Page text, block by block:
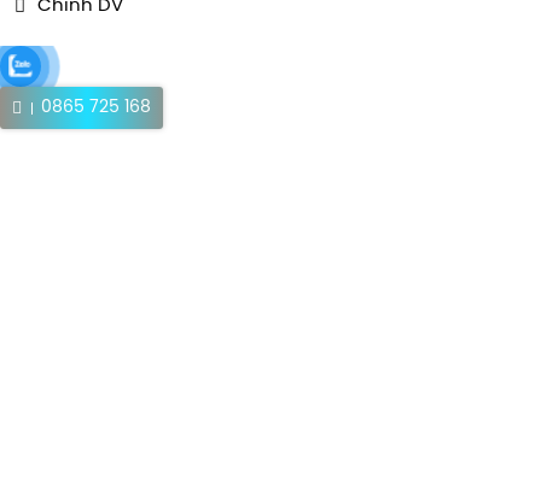
Chinh DV
0865 725 168